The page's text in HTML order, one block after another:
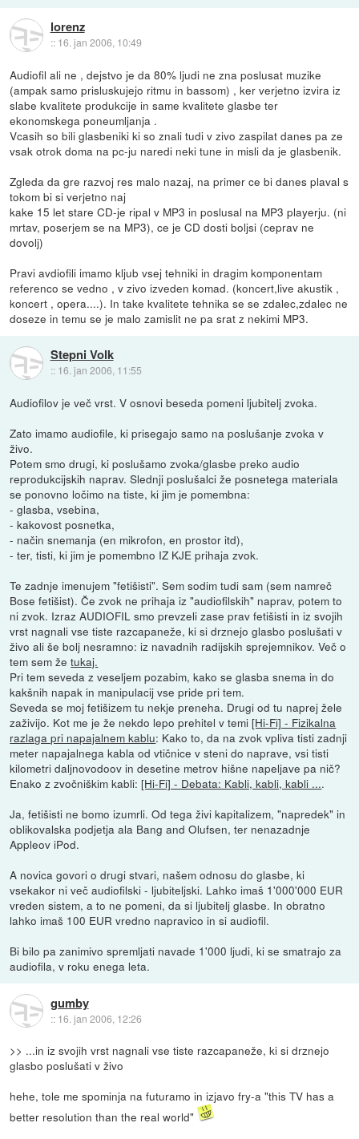
lorenz
:: 16. jan 2006, 10:49
Audiofil ali ne , dejstvo je da 80% ljudi ne zna poslusat muzike
(ampak samo prisluskujejo ritmu in bassom) , ker verjetno izvira iz
slabe kvalitete produkcije in same kvalitete glasbe ter
ekonomskega poneumljanja .
Vcasih so bili glasbeniki ki so znali tudi v zivo zaspilat danes pa ze
vsak otrok doma na pc-ju naredi neki tune in misli da je glasbenik.
Zgleda da gre razvoj res malo nazaj, na primer ce bi danes plaval s
tokom bi si verjetno naj
kake 15 let stare CD-je ripal v MP3 in poslusal na MP3 playerju. (ni
mrtav, poserjem se na MP3), ce je CD dosti boljsi (ceprav ne
dovolj)
Pravi avdiofili imamo kljub vsej tehniki in dragim komponentam
referenco se vedno , v zivo izveden komad. (koncert,live akustik ,
koncert , opera....). In take kvalitete tehnika se se zdalec,zdalec ne
doseze in temu se je malo zamislit ne pa srat z nekimi MP3.
Stepni Volk
:: 16. jan 2006, 11:55
Audiofilov je več vrst. V osnovi beseda pomeni ljubitelj zvoka.
Zato imamo audiofile, ki prisegajo samo na poslušanje zvoka v
živo.
Potem smo drugi, ki poslušamo zvoka/glasbe preko audio
reprodukcijskih naprav. Slednji poslušalci že posnetega materiala
se ponovno ločimo na tiste, ki jim je pomembna:
- glasba, vsebina,
- kakovost posnetka,
- način snemanja (en mikrofon, en prostor itd),
- ter, tisti, ki jim je pomembno IZ KJE prihaja zvok.
Te zadnje imenujem "fetišisti". Sem sodim tudi sam (sem namreč
Bose fetišist). Če zvok ne prihaja iz "audiofilskih" naprav, potem to
ni zvok. Izraz AUDIOFIL smo prevzeli zase prav fetišisti in iz svojih
vrst nagnali vse tiste razcapaneže, ki si drznejo glasbo poslušati v
živo ali še bolj nesramno: iz navadnih radijskih sprejemnikov. Več o
tem sem žetukaj.
Pri tem seveda z veseljem pozabim, kako se glasba snema in do
kakšnih napak in manipulacij vse pride pri tem.
Seveda se moj fetišizem tu nekje preneha. Drugi od tu naprej žele
zaživijo. Kot me je že nekdo lepo prehitel v temi[Hi-Fi] - Fizikalna
razlaga pri napajalnem kablu: Kako to, da na zvok vpliva tisti zadnji
meter napajalnega kabla od vtičnice v steni do naprave, vsi tisti
kilometri daljnovodoov in desetine metrov hišne napeljave pa nič?
Enako z zvočniškim kabli:[Hi-Fi] - Debata: Kabli, kabli, kabli ....
Ja, fetišisti ne bomo izumrli. Od tega živi kapitalizem, "napredek" in
oblikovalska podjetja ala Bang and Olufsen, ter nenazadnje
Appleov iPod.
A novica govori o drugi stvari, našem odnosu do glasbe, ki
vsekakor ni več audiofilski - ljubiteljski. Lahko imaš 1'000'000 EUR
vreden sistem, a to ne pomeni, da si ljubitelj glasbe. In obratno
lahko imaš 100 EUR vredno napravico in si audiofil.
Bi bilo pa zanimivo spremljati navade 1'000 ljudi, ki se smatrajo za
audiofila, v roku enega leta.
gumby
:: 16. jan 2006, 12:26
>> ...in iz svojih vrst nagnali vse tiste razcapaneže, ki si drznejo
glasbo poslušati v živo
hehe, tole me spominja na futuramo in izjavo fry-a "this TV has a
better resolution than the real world"